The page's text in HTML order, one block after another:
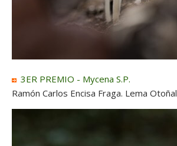
3ER PREMIO - Mycena S.P.
Ramón Carlos Encisa Fraga. Lema Otoñal